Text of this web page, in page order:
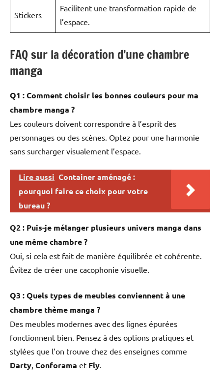
Stickers
Facilitent une transformation rapide de
l’espace.
FAQ sur la décoration d’une chambre
manga
Q1 : Comment choisir les bonnes couleurs pour ma
chambre manga ?
Les couleurs doivent correspondre à l’esprit des
personnages ou des scènes. Optez pour une harmonie
sans surcharger visualement l’espace.
Lire aussi Container aménagé :
pourquoi faire ce choix pour votre
bureau ?
Q2 : Puis-je mélanger plusieurs univers manga dans
une même chambre ?
Oui, si cela est fait de manière équilibrée et cohérente.
Évitez de créer une cacophonie visuelle.
Q3 : Quels types de meubles conviennent à une
chambre thème manga ?
Des meubles modernes avec des lignes épurées
fonctionnent bien. Pensez à des options pratiques et
stylées que l’on trouve chez des enseignes comme
Darty Conforama et Fly